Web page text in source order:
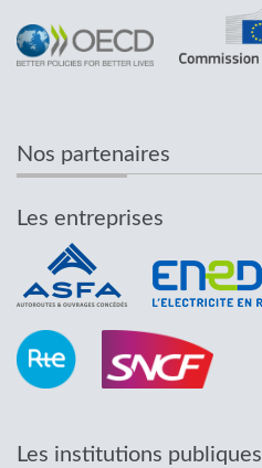
Nos partenaires
Les entreprises
Les institutions publiques